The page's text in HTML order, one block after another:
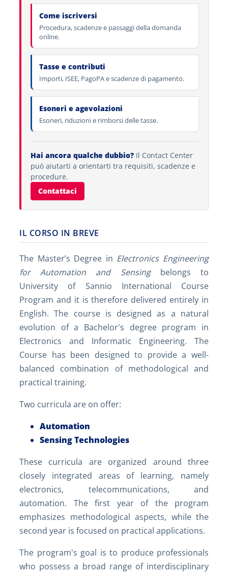
Come iscriversi
Procedura, scadenze e passaggi della domanda
online.
Tasse e contributi
Importi, ISEE, PagoPA e scadenze di pagamento.
Esoneri e agevolazioni
Esoneri, riduzioni e rimborsi delle tasse.
Hai ancora qualche dubbio? Il Contact Center
può aiutarti a orientarti tra requisiti, scadenze e
procedure.
Contattaci
IL CORSO IN BREVE
The Master’s Degree in Electronics Engineering
for Automation and Sensing belongs to
University of Sannio International Course
Program and it is therefore delivered entirely in
English. The course is designed as a natural
evolution of a Bachelor's degree program in
Electronics and Informatic Engineering. The
Course has been designed to provide a well-
balanced combination of methodological and
practical training.
Two curricula are on offer:
Automation
Sensing Technologies
These curricula are organized around three
closely integrated areas of learning, namely
electronics, telecommunications, and
automation. The first year of the program
emphasizes methodological aspects, while the
second year is focused on practical applications.
The program's goal is to produce professionals
who possess a broad range of interdisciplinary